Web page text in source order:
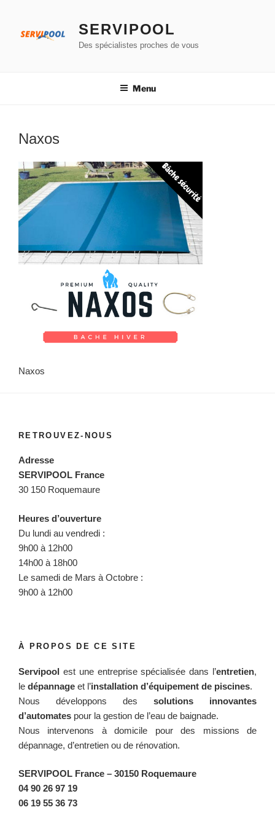
contenu
SERVIPOOL
Des spécialistes proches de vous
Menu
Naxos
Naxos
RETROUVEZ-NOUS
Adresse
SERVIPOOL France
30 150 Roquemaure
Heures d’ouverture
Du lundi au vendredi :
9h00 à 12h00
14h00 à 18h00
Le samedi de Mars à Octobre :
9h00 à 12h00
À PROPOS DE CE SITE
Servipool est une entreprise spécialisée dans l’entretien,
le dépannage et l’installation d’équipement de piscines.
Nous développons des solutions innovantes
d’automates pour la gestion de l’eau de baignade.
Nous intervenons à domicile pour des missions de
dépannage, d’entretien ou de rénovation.
SERVIPOOL France – 30150 Roquemaure
04 90 26 97 19
06 19 55 36 73